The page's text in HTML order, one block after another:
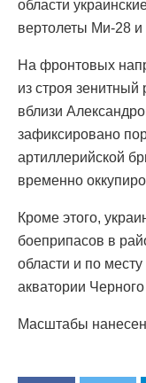
области
вертолеты Ми-28
На фронтовых
из строя
вблизи
зафиксировано
артиллерийской
временно
Кроме этого,
боеприпасов в
области и по
акватории
Масштабы